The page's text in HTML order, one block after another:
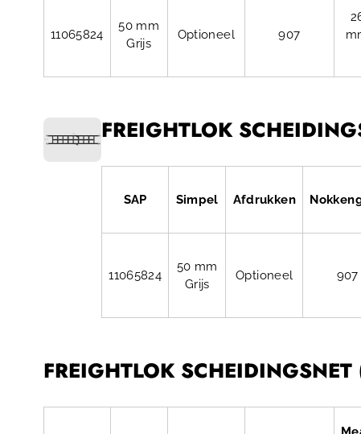
11065824
50 mm
Grijs
Optioneel 907
FREIGHTLOK
SAP Simpel Afdrukken
11065824
50 mm
Grijs
Optioneel 907
FREIGHTLOK